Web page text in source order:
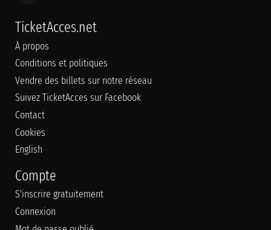
TicketAcces.net
À propos
Conditions et politiques
Vendre des billets sur notre réseau
Suivez TicketAcces sur Facebook
Contact
Cookies
English
Compte
S'inscrire gratuitement
Connexion